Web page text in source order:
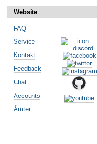
Website
FAQ
Service
Kontakt
Feedback
Chat
Accounts
Ämter